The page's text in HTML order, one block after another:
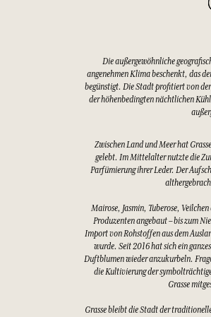
Die außergewöhnliche
angenehmen Klima beschenkt, das
begünstigt. Die Stadt profitiert von
der höhenbedingten nächtlichen
Zwischen Land und Meer hat
gelebt. Im Mittelalter nutzte die
Parfümierung ihrer Leder. Der
Mairose, Jasmin, Tuberose,
Produzenten angebaut – bis zum
Import von Rohstoffen aus dem
wurde. Seit 2016 hat sich ein
Duftblumen wieder anzukurbeln.
die Kultivierung der
Grasse
Grasse bleibt die Stadt der